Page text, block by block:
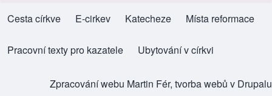
Footer menu
Cesta církve
(opens in new tab)E-cirkev
(opens in new tab)
Katecheze
(opens in new tab)Místa reformace
(opens in new tab)
Pracovní texty pro kazatele
(opens in new tab) Ubytování v církvi
(opens in new tab)
Zpracování webu Martin Fér, tvorba webů v Drupalu